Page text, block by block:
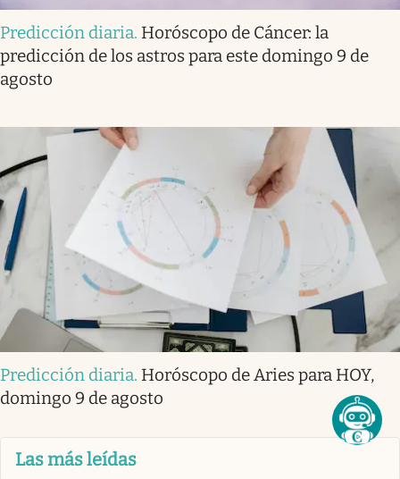
Predicción diaria. Horóscopo de Cáncer: la
predicción de los astros para este domingo 9 de
agosto
Predicción diaria. Horóscopo de Aries para HOY,
domingo 9 de agosto
Las más leídas